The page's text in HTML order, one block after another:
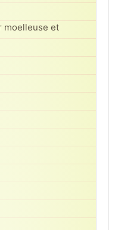
moelleuse et